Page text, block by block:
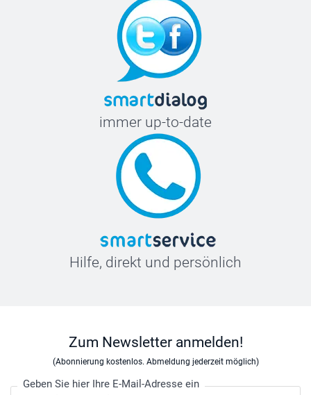
immer up-to-date
Hilfe, direkt und persönlich
Zum Newsletter anmelden!
(Abonnierung kostenlos. Abmeldung jederzeit möglich)
Geben Sie hier Ihre E-Mail-Adresse ein